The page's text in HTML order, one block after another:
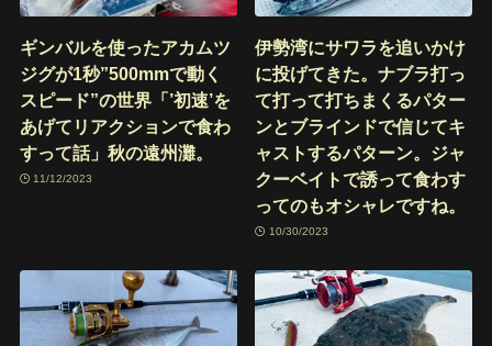
ギンバルを使ったアカムツ
ジグが1秒”500mmで動く
スピード”の世界「’初速’を
あげてリアクションで食わ
すって話」秋の遠州灘。
11/12/2023
伊勢湾にサワラを追いかけ
に投げてきた。ナブラ打っ
て打って打ちまくるパター
ンとブラインドで信じてキ
ャストするパターン。ジャ
クーベイトで誘って食わす
ってのもオシャレですね。
10/30/2023